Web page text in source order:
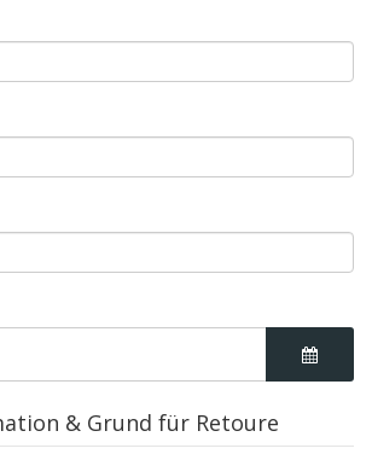
& Grund für Retoure